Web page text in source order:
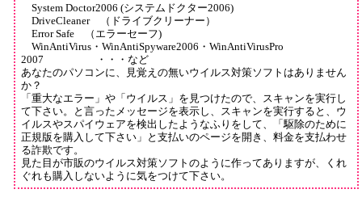
System Doctor2006 (システムドクター2006)
DriveCleaner （ドライブクリーナー）
Error Safe （エラーセーフ)
WinAntiVirus・WinAntiSpyware2006・WinAntiVirusPro
2007 ・・・など
あなたのパソコンに、見覚えの無いウイルス対策ソフトはありません
か？
「重大なエラー」や「ウイルス」を見つけたので、スキャンを実行し
て下さい。と言ったメッセージを表示し、スキャンを実行すると、ウ
イルスやスパイウェアを検出したようなふりをして、「駆除のために
正規版を購入して下さい」と支払いのページを開き、料金を支払わせ
る詐欺です。
見た目が市販のウイルス対策ソフトのように作ってありますが、くれ
ぐれも購入しないように気をつけて下さい。